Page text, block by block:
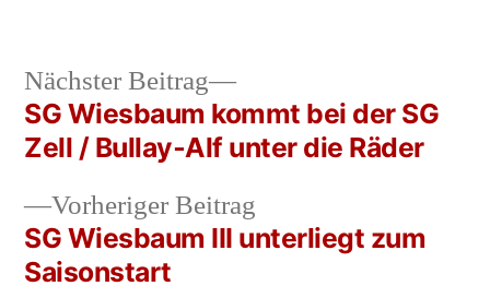
Beitrags-
Navigation
Vorheriger Beitrag
Beitrag:
SG Wiesbaum III unterliegt zum
Saisonstart
Nächster Beitrag
Nächster
Beitrag:
SG Wiesbaum kommt bei der SG
Zell /​ Bullay‑Alf unter die Räder